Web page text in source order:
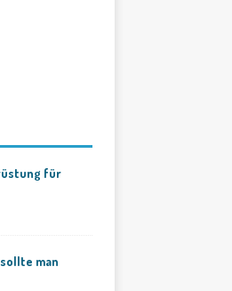
für
man